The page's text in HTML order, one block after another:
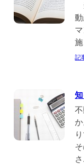
記